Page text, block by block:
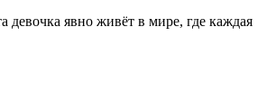
девочка явно живёт в мире, где каждая